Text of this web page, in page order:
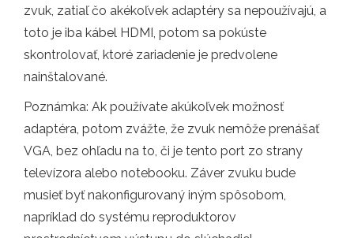
zvuk, zatiaľ čo akékoľvek adaptéry sa nepoužívajú, a
toto je iba kábel HDMI, potom sa pokúste
skontrolovať, ktoré zariadenie je predvolene
nainštalované.
Poznámka: Ak používate akúkoľvek možnosť
adaptéra, potom zvážte, že zvuk nemôže prenášať
VGA, bez ohľadu na to, či je tento port zo strany
televízora alebo notebooku. Záver zvuku bude
musieť byť nakonfigurovaný iným spôsobom,
napríklad do systému reproduktorov